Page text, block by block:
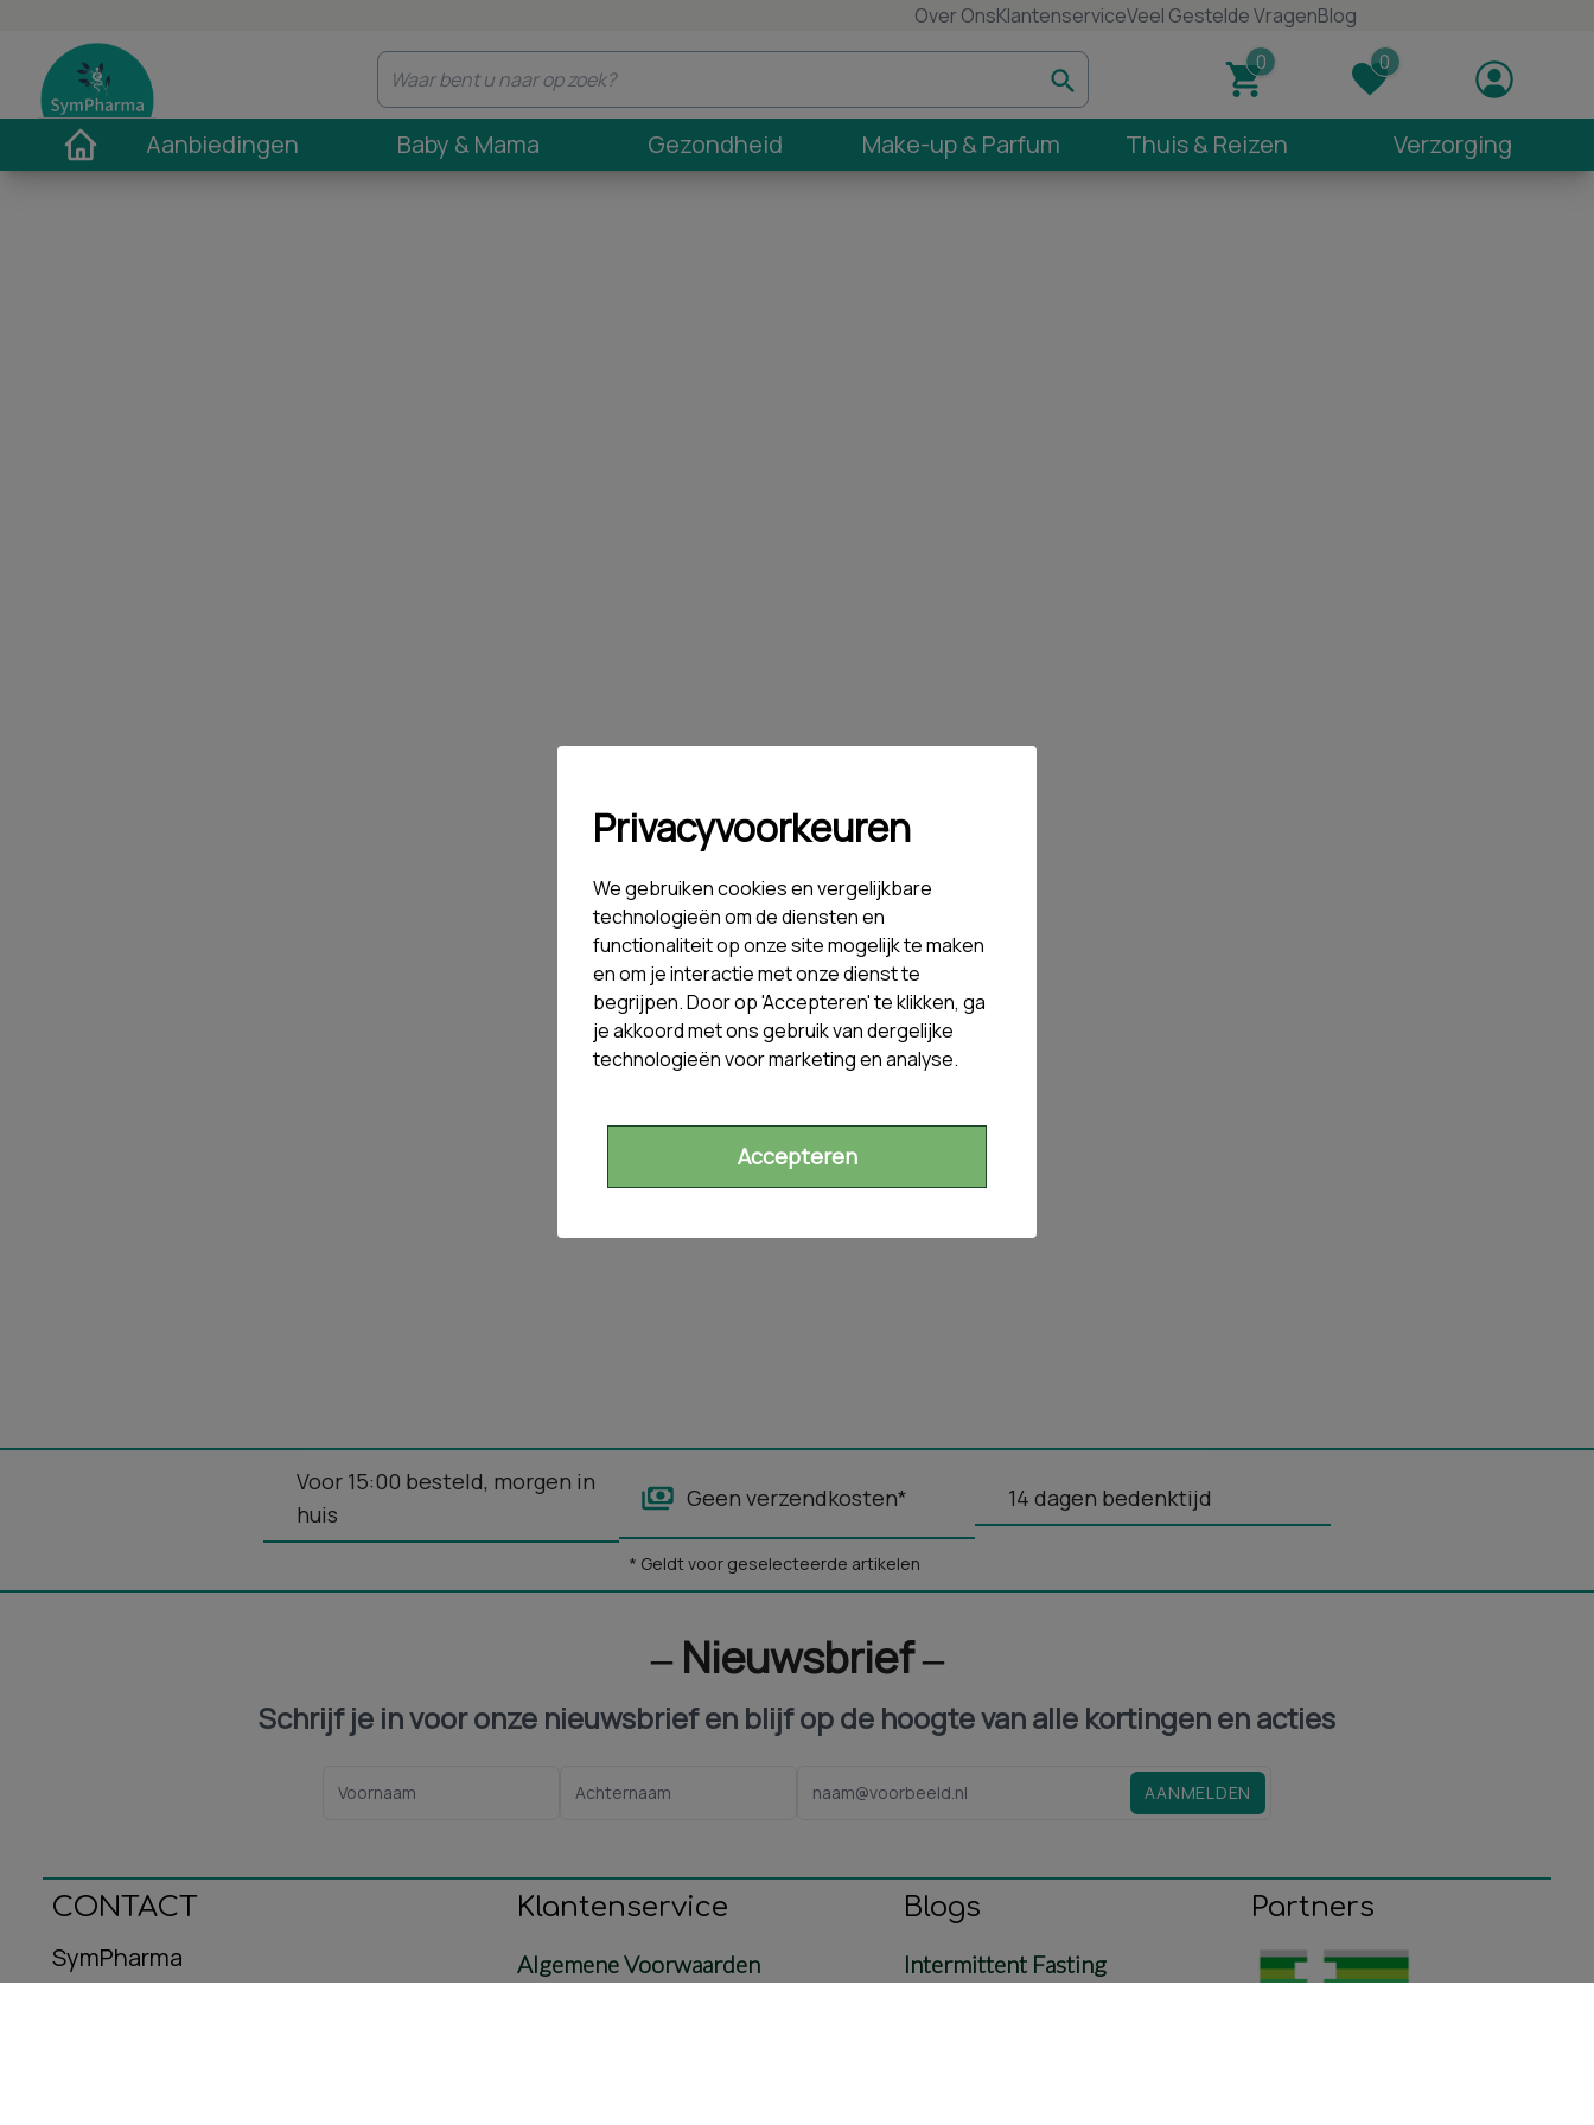
Over OnsKlantenserviceVeel Gestelde VragenBlog
Aanbiedingen Baby & Mama Gezondheid Make-up & Parfum Thuis & Reizen Verzorging
Privacyvoorkeuren
We gebruiken cookies en vergelijkbare
technologieën om de diensten en
functionaliteit op onze site mogelijk te maken
en om je interactie met onze dienst te
begrijpen. Door op 'Accepteren' te klikken, ga
je akkoord met ons gebruik van dergelijke
technologieën voor marketing en analyse.
Accepteren
Voor 15:00 besteld, morgen in
huis
Geen verzendkosten* 14 dagen bedenktijd
* Geldt voor geselecteerde artikelen
‒ Nieuwsbrief ‒
Schrijf je in voor onze nieuwsbrief en blijf op de hoogte van alle kortingen en acties
AANMELDEN
CONTACT
SymPharma
Oeralstraat 12
Klantenservice
Algemene Voorwaarden
Blogs
Intermittent Fasting
Partners